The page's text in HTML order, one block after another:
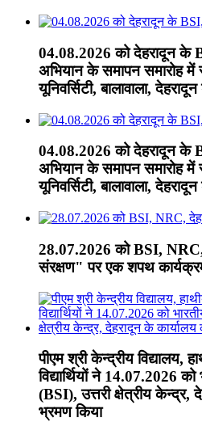
04.08.2026 को देहरादून
अभियान के समापन समारोह में
यूनिवर्सिटी, बालावाला,
04.08.2026 को देहरादून
अभियान के समापन समारोह में
यूनिवर्सिटी, बालावाला,
28.07.2026 को BSI, NRC,
संरक्षण" पर एक शपथ
पीएम श्री केन्द्रीय विद्यालय,
विद्यार्थियों ने 14.07.2026 को
(BSI), उत्तरी क्षेत्रीय केन्द्र,
भ्रमण किया